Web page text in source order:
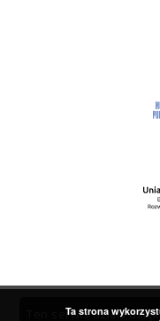
Ten serwis działa
Ta strona